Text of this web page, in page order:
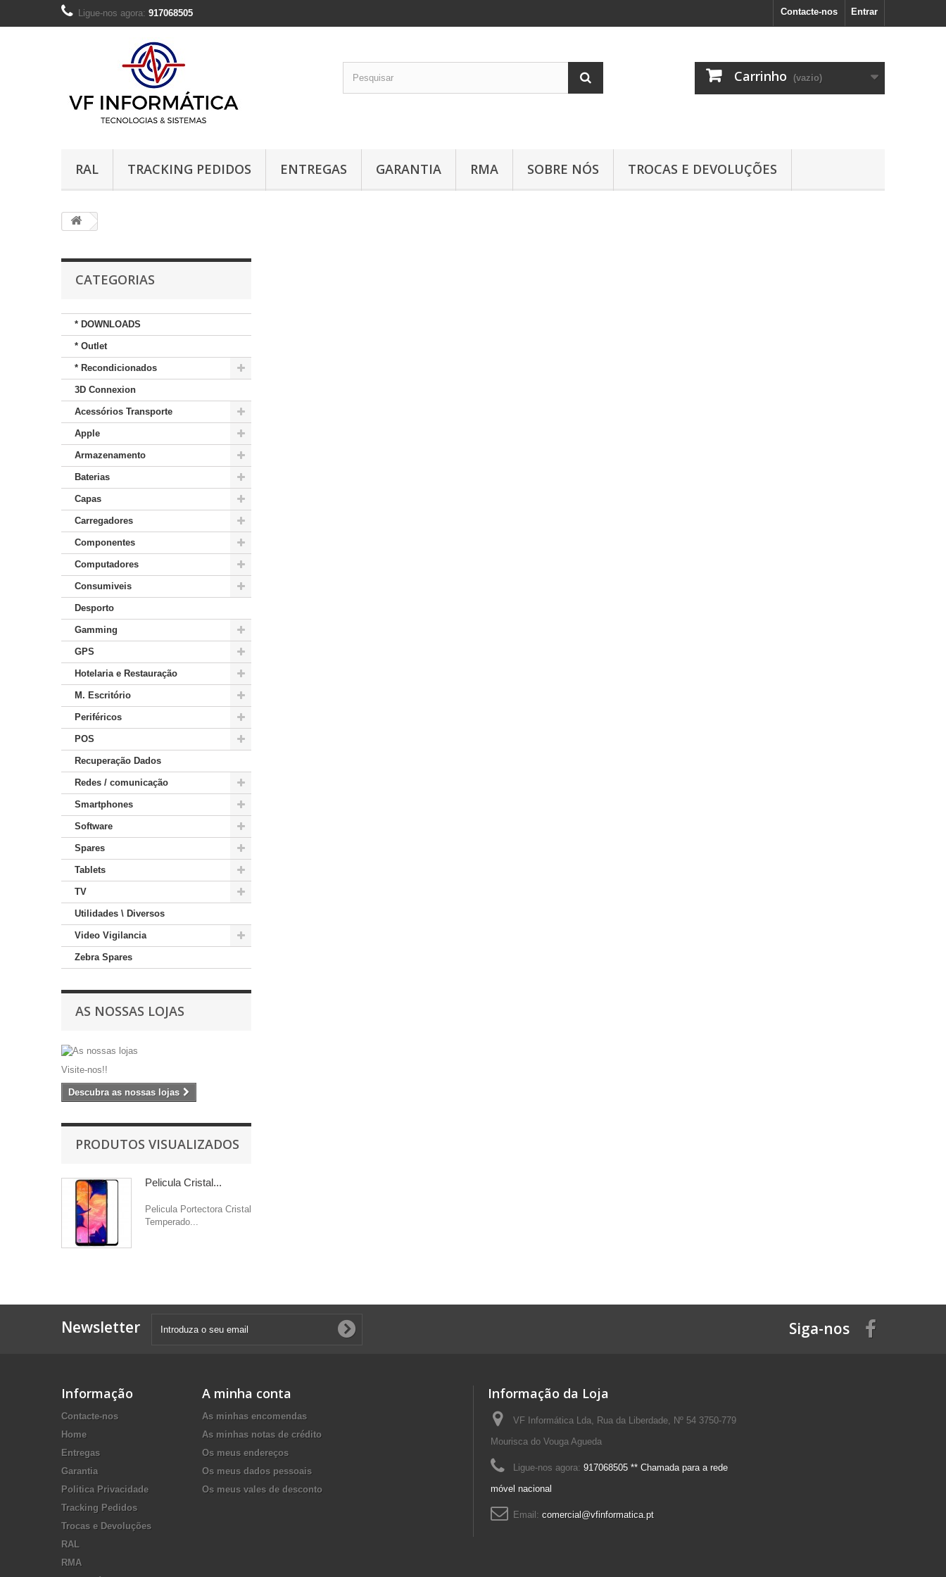
Entrar
Contacte-nos
Ligue-nos agora: 917068505
Carrinho (vazio)
RAL TRACKING PEDIDOS ENTREGAS GARANTIA RMA SOBRE NÓS TROCAS E DEVOLUÇÕES
CATEGORIAS
* DOWNLOADS
* Outlet
* Recondicionados
3D Connexion
Acessórios Transporte
Apple
Armazenamento
Baterias
Capas
Carregadores
Componentes
Computadores
Consumiveis
Desporto
Gamming
GPS
Hotelaria e Restauração
M. Escritório
Periféricos
POS
Recuperação Dados
Redes / comunicação
Smartphones
Software
Spares
Tablets
TV
Utilidades \ Diversos
Video Vigilancia
Zebra Spares
AS NOSSAS LOJAS
Visite-nos!!
Descubra as nossas lojas
PRODUTOS VISUALIZADOS
Pelicula Cristal...
Pelicula Portectora Cristal
Temperado...
Newsletter Siga-nos
Informação
Contacte-nos
Home
Entregas
Garantia
Politica Privacidade
Tracking Pedidos
Trocas e Devoluções
RAL
RMA
A minha conta
As minhas encomendas
As minhas notas de crédito
Os meus endereços
Os meus dados pessoais
Os meus vales de desconto
Informação da Loja
VF Informática Lda, Rua da Liberdade, Nº 54 3750-779
Mourisca do Vouga Agueda
Ligue-nos agora: 917068505 ** Chamada para a rede
móvel nacional
Email: comercial@vfinformatica.pt